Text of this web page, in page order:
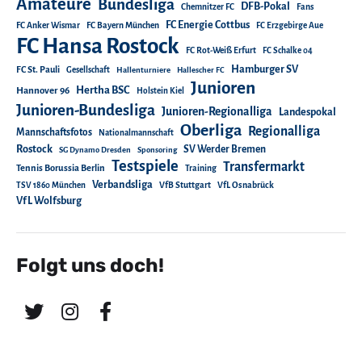
Amateure Bundesliga Chemnitzer FC DFB-Pokal Fans
FC Anker Wismar FC Bayern München FC Energie Cottbus FC Erzgebirge Aue
FC Hansa Rostock FC Rot-Weiß Erfurt FC Schalke 04
FC St. Pauli Gesellschaft Hallenturniere Hallescher FC Hamburger SV
Hannover 96 Hertha BSC Holstein Kiel Junioren
Junioren-Bundesliga Junioren-Regionalliga
Landespokal
Mannschaftsfotos
Nationalmannschaft Oberliga Regionalliga
Rostock SG Dynamo Dresden Sponsoring SV Werder Bremen
Tennis Borussia Berlin Testspiele Training Transfermarkt
TSV 1860 München Verbandsliga VfB Stuttgart VfL Osnabrück
VfL Wolfsburg
Folgt uns doch!